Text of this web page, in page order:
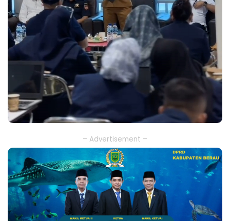
– Advertisement –